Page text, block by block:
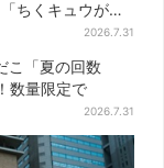
ちくキュウがお
2026.7.31
こ「夏の回数
数量限定で
2026.7.31